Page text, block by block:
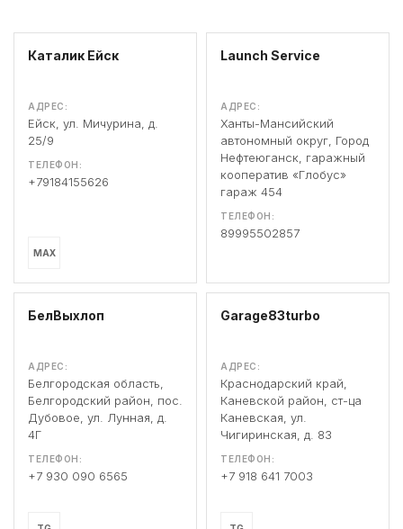
Каталик Ейск
АДРЕС:
Ейск, ул. Мичурина, д.
25/9
ТЕЛЕФОН:
+79184155626
MAX
Launch Service
АДРЕС:
Ханты-Мансийский
автономный округ, Город
Нефтеюганск, гаражный
кооператив «Глобус»
гараж 454
ТЕЛЕФОН:
89995502857
БелВыхлоп
АДРЕС:
Белгородская область,
Белгородский район, пос.
Дубовое, ул. Лунная, д.
4Г
ТЕЛЕФОН:
+7 930 090 6565
Garage83turbo
АДРЕС:
Краснодарский край,
Каневской район, ст-ца
Каневская, ул.
Чигиринская, д. 83
ТЕЛЕФОН:
+7 918 641 7003